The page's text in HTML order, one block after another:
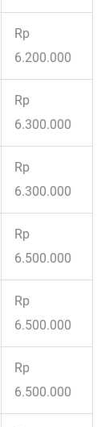
Rp
6.200.000
Rp
6.300.000
Rp
6.300.000
Rp
6.500.000
Rp
6.500.000
Rp
6.500.000